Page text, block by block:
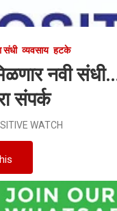
संधी व्यवसाय हटके
मिळणार नवी
संपर्क
WATCH